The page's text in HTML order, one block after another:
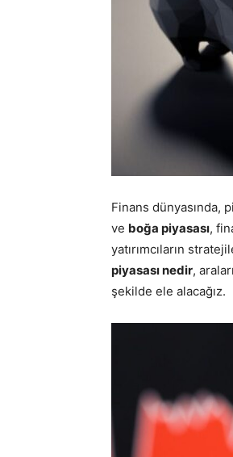
Finans dünyasında,
ve boğa piyasası,
yatırımcıların
piyasası nedir,
şekilde ele alacağız.